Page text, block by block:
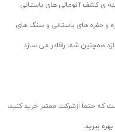
و حفره های باستانی و سنگ های
همچنین شما راقادر می سازد
که حتما ازشرکت معتبر خرید کنید،
ببرید.